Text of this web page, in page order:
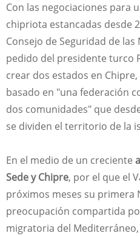
Con las negociaciones para
chipriota estancadas desde
Consejo de Seguridad de
pedido del presidente turco
crear dos estados en
basado en "una federación
dos comunidades" que
se dividen el territorio de la
En el medio de un creciente
Sede y Chipre, por el que el
próximos meses su primera
preocupación compartida
migratoria del